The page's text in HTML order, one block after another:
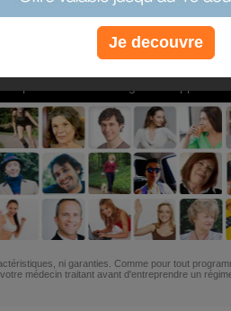
Non, je préfère le régime
ni garanties. Comme pour tout
médecin traitant avant d'entreprendre un
Je decouvre